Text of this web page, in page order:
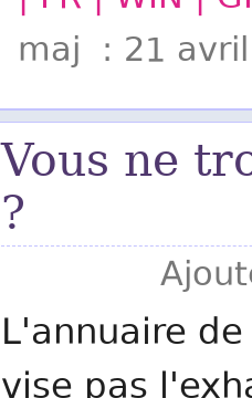
maj : 21
Vous ne
?
L'annuaire